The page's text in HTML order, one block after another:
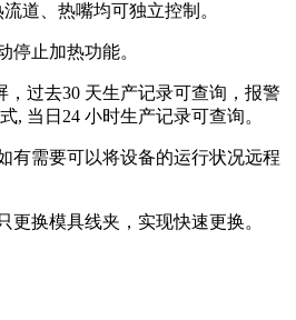
道、热嘴均可独立控制 。
停止加热功能。
，过去30 天生产记录可查询，报警
, 当日 24 小时生产记录可查询。
有需要可以将设备的运行状况远程
更换模具线夹，实现快速更换。